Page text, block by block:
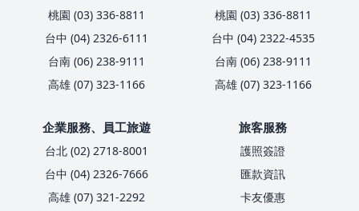
桃園 (03) 336-8811
台中 (04) 2326-6111
台南 (06) 238-9111
高雄 (07) 323-1166
桃園 (03) 336-8811
台中 (04) 2322-4535
台南 (06) 238-9111
高雄 (07) 323-1166
企業服務、員工旅遊
台北 (02) 2718-8001
台中 (04) 2326-7666
高雄 (07) 321-2292
旅客服務
護照簽證
匯款資訊
卡友優惠